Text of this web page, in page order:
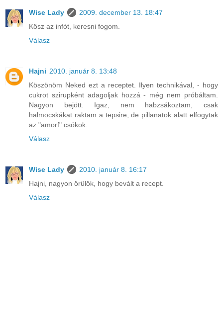
Wise Lady
2009. december 13. 18:47
Kösz az infót, keresni fogom.
Válasz
Hajni 2010. január 8. 13:48
Köszönöm Neked ezt a receptet. Ilyen technikával, - hogy
cukrot szirupként adagoljak hozzá - még nem próbáltam.
Nagyon bejött. Igaz, nem habzsákoztam, csak
halmocskákat raktam a tepsire, de pillanatok alatt elfogytak
az "amorf" csókok.
Válasz
Wise Lady
2010. január 8. 16:17
Hajni, nagyon örülök, hogy bevált a recept.
Válasz